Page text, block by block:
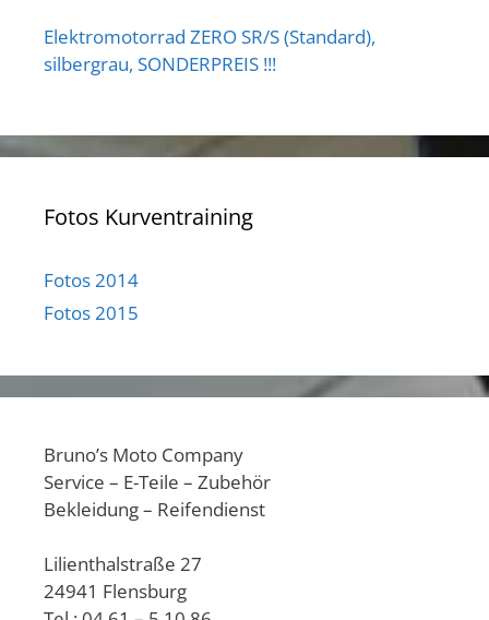
Elektromotorrad ZERO SR/S (Standard),
silbergrau, SONDERPREIS !!!
Fotos Kurventraining
Fotos 2014
Fotos 2015
Bruno’s Moto Company
Service – E-Teile – Zubehör
Bekleidung – Reifendienst
Lilienthalstraße 27
24941 Flensburg